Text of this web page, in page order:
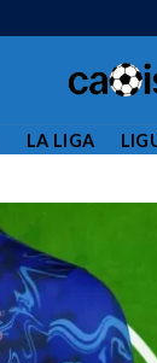
LA LIGA